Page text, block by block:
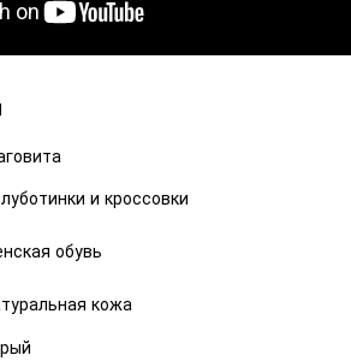
и кроссовки
обувь
кожа